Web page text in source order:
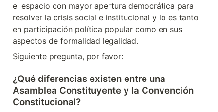
el espacio con mayor apertura democrática para
resolver la crisis social e institucional y lo es tanto
en participación política popular como en sus
aspectos de formalidad legalidad.
Siguiente pregunta, por favor:
¿Qué diferencias existen entre una
Asamblea Constituyente y la Convención
Constitucional?